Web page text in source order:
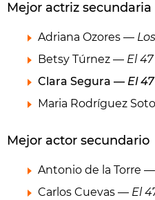
Mejor actriz secundaria
Adriana Ozores —
Betsy Túrnez — El 47
Clara Segura — El 47
Maria Rodríguez
Mejor actor secundario
Antonio de la Torre —
Carlos Cuevas — El